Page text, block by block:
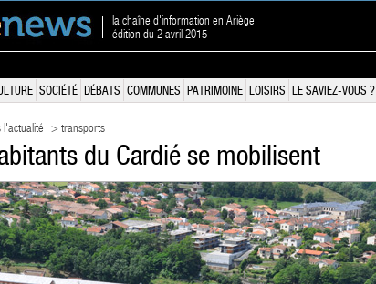
la chaîne d'information en Ariège
édition du 2 avril 2015
SOCIÉTÉ DÉBATS COMMUNES PATRIMOINE LOISIRS LE SAVIEZ-VOUS ?
> transports
du Cardié se mobilisent